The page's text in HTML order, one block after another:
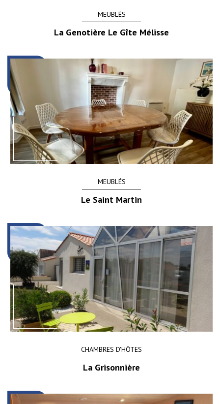
MEUBLÉS
La Genotière Le Gîte Mélisse
MEUBLÉS
Le Saint Martin
CHAMBRES D'HÔTES
La Grisonnière